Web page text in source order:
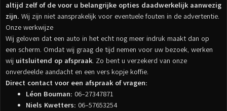
altijd zelf of de voor u belangrijke opties daadwerkelijk aanwezig
zijn. Wij zijn niet aansprakelijk voor eventuele fouten in de advertentie.
Onze werkwijze
Wij geloven dat een auto in het echt nog meer indruk maakt dan op
een scherm. Omdat wij graag de tijd nemen voor uw bezoek, werken
wij uitsluitend op afspraak. Zo bent u verzekerd van onze
onverdeelde aandacht en een vers kopje koffie.
Direct contact voor een afspraak of vragen:
Léon Bouman: 06-27347871
Niels Kwetters: 06-57653254